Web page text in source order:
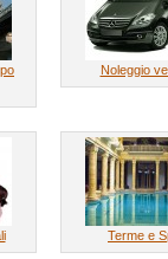
Noleggio
Terme e